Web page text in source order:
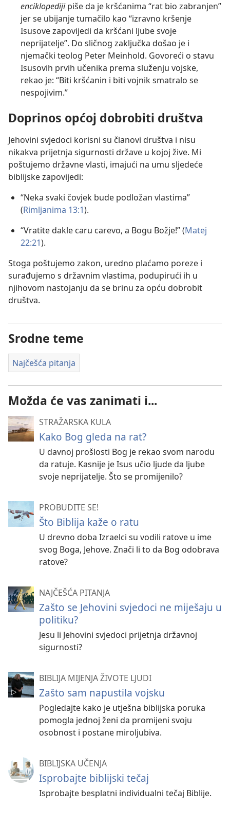
enciklopedijipiše da je kršćanima “rat bio zabranjen”
jer se ubijanje tumačilo kao “izravno kršenje
Isusove zapovijedi da kršćani ljube svoje
neprijatelje”. Do sličnog zaključka došao je i
njemački teolog Peter Meinhold. Govoreći o stavu
Isusovih prvih učenika prema služenju vojske,
rekao je: “Biti kršćanin i biti vojnik smatralo se
nespojivim.”
Doprinos općoj dobrobiti društva
Jehovini svjedoci korisni su članovi društva i nisu
nikakva prijetnja sigurnosti države u kojoj žive. Mi
poštujemo državne vlasti, imajući na umu sljedeće
biblijske zapovijedi:
“Neka svaki čovjek bude podložan vlastima”
(Rimljanima 13:1).
“Vratite dakle caru carevo, a Bogu Božje!” (Matej
22:21).
Stoga poštujemo zakon, uredno plaćamo poreze i
surađujemo s državnim vlastima, podupirući ih u
njihovom nastojanju da se brinu za opću dobrobit
društva.
Srodne teme
Najčešća pitanja
Možda će vas zanimati i...
STRAŽARSKA KULA
Kako Bog gleda na rat?
U davnoj prošlosti Bog je rekao svom narodu
da ratuje. Kasnije je Isus učio ljude da ljube
svoje neprijatelje. Što se promijenilo?
PROBUDITE SE!
Što Biblija kaže o ratu
U drevno doba Izraelci su vodili ratove u ime
svog Boga, Jehove. Znači li to da Bog odobrava
ratove?
NAJČEŠĆA PITANJA
Zašto se Jehovini svjedoci ne miješaju u
politiku?
Jesu li Jehovini svjedoci prijetnja državnoj
sigurnosti?
BIBLIJA MIJENJA ŽIVOTE LJUDI
Zašto sam napustila vojsku
Pogledajte kako je utješna biblijska poruka
pomogla jednoj ženi da promijeni svoju
osobnost i postane miroljubiva.
BIBLIJSKA UČENJA
Isprobajte biblijski tečaj
Isprobajte besplatni individualni tečaj Biblije.